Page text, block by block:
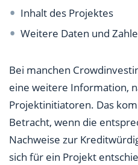
Inhalt des Projektes
Weitere Daten und
Bei manchen
eine weitere Information,
Projektinitiatoren. Das
Betracht, wenn die
Nachweise zur
sich für ein Projekt